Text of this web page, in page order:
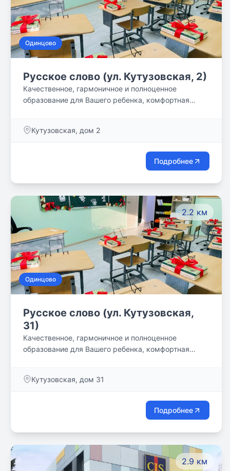
Одинцово
Русское слово (ул. Кутузовская, 2)
Качественное, гармоничное и полноценное
образование для Вашего ребенка, комфортная
Кутузовская, дом 2
Подробнее
2.2 км
Одинцово
Русское слово (ул. Кутузовская,
31)
Качественное, гармоничное и полноценное
образование для Вашего ребенка, комфортная
Кутузовская, дом 31
Подробнее
2.9 км